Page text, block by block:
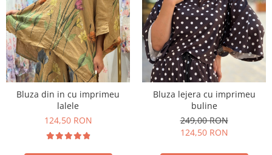
Bluza din in cu imprimeu
lalele
124,50 RON
Bluza lejera cu imprimeu
buline
249,00 RON
124,50 RON